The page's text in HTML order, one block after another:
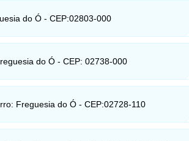
do Ó - CEP:02803-000
do Ó - CEP: 02738-000
Freguesia do Ó - CEP:02728-110